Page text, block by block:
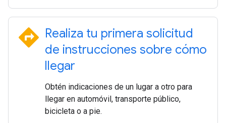
directions Realiza tu primera solicitud
de instrucciones sobre cómo
llegar
Obtén indicaciones de un lugar a otro para
llegar en automóvil, transporte público,
bicicleta o a pie.